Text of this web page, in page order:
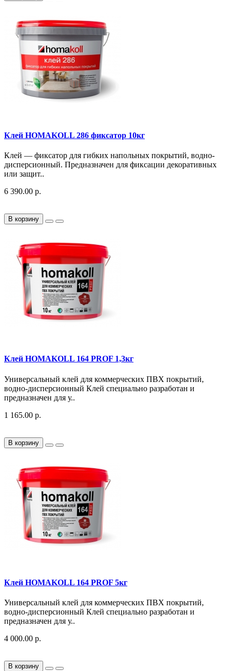
Клей HOMAKOLL 286 фиксатор 10кг
Клей — фиксатор для гибких напольных покрытий, водно-
дисперсионный​. Предназначен для фиксации декоративных
или защит..
6 390.00 р.
В корзину
Клей HOMAKOLL 164 PROF 1,3кг
Универсальный клей для коммерческих ПВХ покрытий,
водно-дисперсионный Клей специально разработан и
предназначен для у..
1 165.00 р.
В корзину
Клей HOMAKOLL 164 PROF 5кг
Универсальный клей для коммерческих ПВХ покрытий,
водно-дисперсионный Клей специально разработан и
предназначен для у..
4 000.00 р.
В корзину